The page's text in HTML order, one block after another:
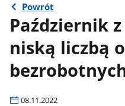
Powrót
Październik
niską liczbą
08.11.2022